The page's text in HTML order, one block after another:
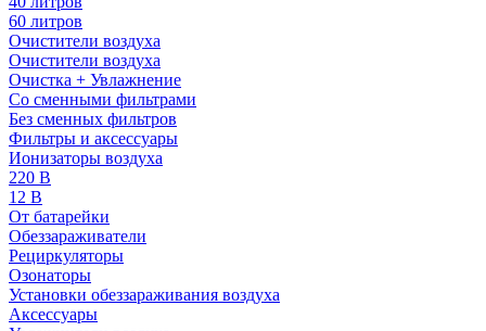
60 литров
Очистители воздуха
Очистители воздуха
Очистка + Увлажнение
Cо сменными фильтрами
Без сменных фильтров
Фильтры и аксессуары
Ионизаторы воздуха
220 В
12 В
От батарейки
Обеззараживатели
Рециркуляторы
Озонаторы
Установки обеззараживания воздуха
Аксессуары